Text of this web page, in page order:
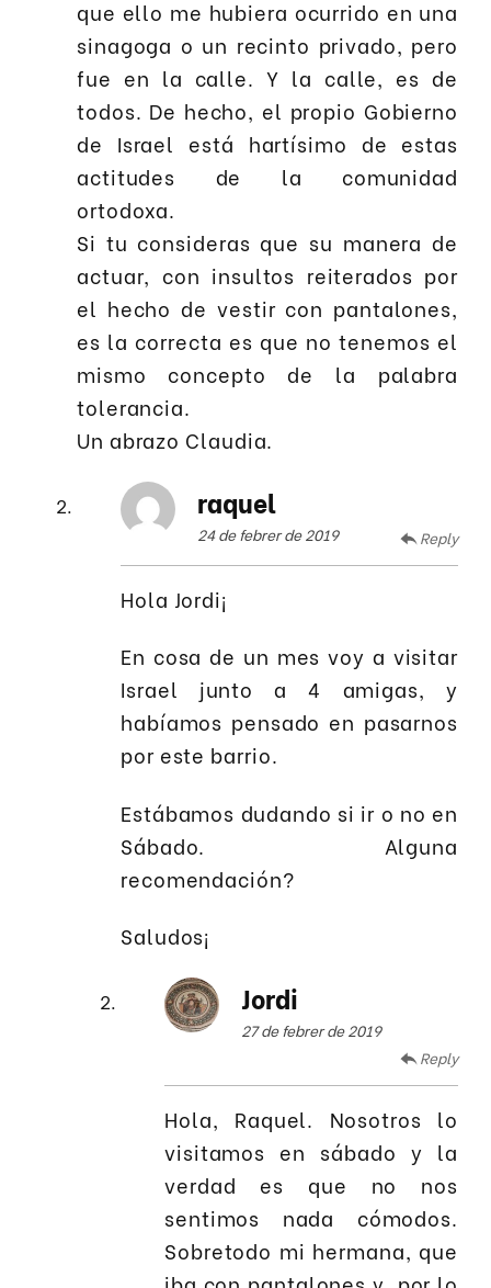
que ello me hubiera ocurrido en una
sinagoga o un recinto privado, pero
fue en la calle. Y la calle, es de
todos. De hecho, el propio Gobierno
de Israel está hartísimo de estas
actitudes de la comunidad
ortodoxa.
Si tu consideras que su manera de
actuar, con insultos reiterados por
el hecho de vestir con pantalones,
es la correcta es que no tenemos el
mismo concepto de la palabra
tolerancia.
Un abrazo Claudia.
raquel
24 de febrer de 2019 Reply
Hola Jordi¡
En cosa de un mes voy a visitar
Israel junto a 4 amigas, y
habíamos pensado en pasarnos
por este barrio.
Estábamos dudando si ir o no en
Sábado. Alguna
recomendación?
Saludos¡
Jordi
27 de febrer de 2019
Reply
Hola, Raquel. Nosotros lo
visitamos en sábado y la
verdad es que no nos
sentimos nada cómodos.
Sobretodo mi hermana, que